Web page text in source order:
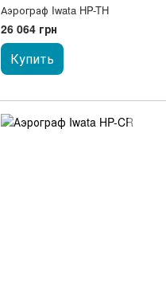
Аэрограф Iwata HP-TH
26 064 грн
Купить